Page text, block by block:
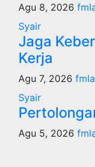
Agu 8, 2026
Syair
Jaga
Kerja
Agu 7, 2026 fmla
Syair
Agu 5, 2026